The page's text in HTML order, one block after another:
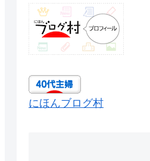
にほんブログ村